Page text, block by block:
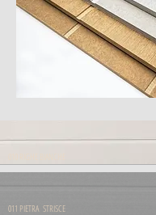
011 PIETRA STRISCE